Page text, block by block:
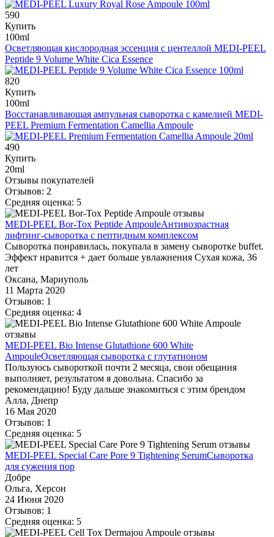
590
Купить
100ml
Осветляющая кислородная эссенция с центеллой MEDI-PEEL
Peptide 9 Volume White Cica Essence
820
Купить
100ml
Восстанавливающая ампульная сыворотка с камелией MEDI-
PEEL Premium Fermentation Camellia Ampoule
490
Купить
20ml
Отзывы покупателей
Отзывов: 2
Средняя оценка: 5
MEDI-PEEL Bor-Tox Peptide AmpouleАнтивозрастная
лифтинг-сыворотка с пептидным комплексом
Сыворотка понравилась, покупала в замену сыворотке buffet.
Эффект нравится + дает больше увлажнения Сухая кожа, 36
лет
Оксана, Мариуполь
11 Марта 2020
Отзывов: 1
Средняя оценка: 4
MEDI-PEEL Bio Intense Glutathione 600 White
AmpouleОсветляющая сыворотка с глутатионом
Пользуюсь сывороткой почти 2 месяца, свои обещания
выполняет, результатом я довольна. Спасибо за
рекомендацию! Буду дальше знакомиться с этим брендом
Алла, Днепр
16 Мая 2020
Отзывов: 1
Средняя оценка: 5
MEDI-PEEL Special Care Pore 9 Tightening SerumСыворотка
для сужения пор
Добре
Ольга, Херсон
24 Июня 2020
Отзывов: 1
Средняя оценка: 5